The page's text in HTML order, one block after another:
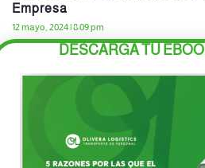
Empresa
12 mayo, 2024 8:09 pm
Querétaro se ha convertido en
empresarial e industrial. Con una
DESCARGA TU